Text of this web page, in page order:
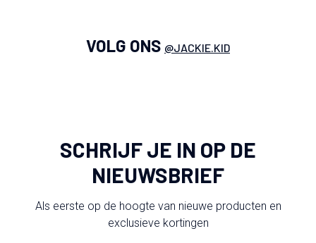
VOLG ONS @JACKIE.KID
SCHRIJF JE IN OP DE
NIEUWSBRIEF
Als eerste op de hoogte van nieuwe producten en
exclusieve kortingen